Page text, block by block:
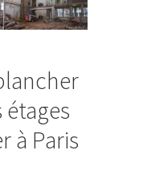
à Paris